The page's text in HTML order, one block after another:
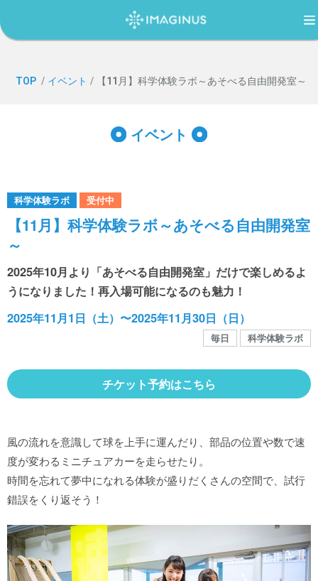
TOP
IMAGINUS（イマジナス）について
過ごし方ガイド
イベント
館内MAP
施設の案内
お知らせ
SNS
お問い合わせ
TOP / イベント / 【11月】科学体験ラボ～あそべる自由開発室～
イベント
科学体験ラボ 受付中
【11月】科学体験ラボ～あそべる自由開発室
～
2025年10月より「あそべる自由開発室」だけで楽しめるよ
うになりました！再入場可能になるのも魅力！
2025年11月1日（土）〜2025年11月30日（日）
毎日 科学体験ラボ
チケット予約はこちら
風の流れを意識して球を上手に運んだり、部品の位置や数で速
度が変わるミニチュアカーを走らせたり。
時間を忘れて夢中になれる体験が盛りだくさんの空間で、試行
錯誤をくり返そう！